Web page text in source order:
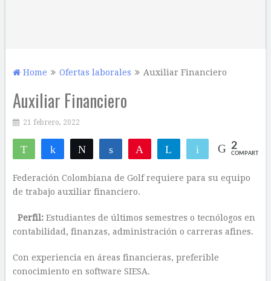
Home Ofertas laborales Auxiliar Financiero
Auxiliar Financiero
21 febrero, 2022
WhatsAppCompartirTwittear Compartir Telegram Email 2
COMPARTIR
Federación Colombiana de Golf requiere para su equipo
de trabajo auxiliar financiero.
Perfil:Estudiantes de últimos semestres o tecnólogos en
contabilidad, finanzas, administración o carreras afines.
Con experiencia en áreas financieras, preferible
conocimiento en software SIESA.